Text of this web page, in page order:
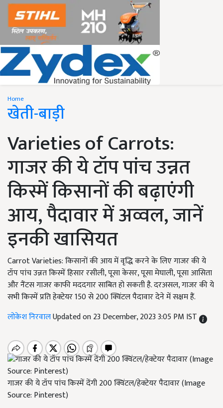
Home
खेती-बाड़ी
Varieties of Carrots:
गाजर की ये टॉप पांच उन्नत
किस्में किसानों की बढ़ाएंगी
आय, पैदावार में अव्वल, जानें
इनकी खासियत
Carrot Varieties: किसानों की आय में वृद्धि करने के लिए गाजर की ये
टॉप पांच उन्नत किस्में हिसार रसीली, पूसा केसर, पूसा मेघाली, पूसा आसिता
और नैंटस गाजर काफी मददगार साबित हो सकती है. दरअसल, गाजर की ये
सभी किस्में प्रति हेक्टेयर 150 से 200 क्विंटल पैदावार देने में सक्षम हैं.
लोकेश निरवालUpdated on 23 December, 2023 3:05 PM IST
गाजर की ये टॉप पांच किस्में देंगी 200 क्विंटल/हेक्टेयर पैदावार (Image
Source: Pinterest)